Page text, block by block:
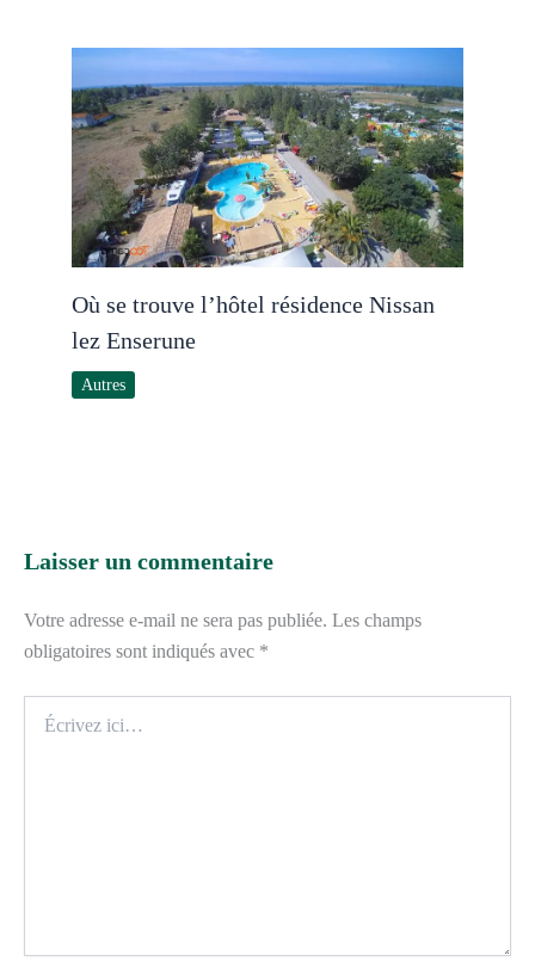
Où se trouve l’hôtel résidence Nissan
lez Enserune
Autres
Laisser un commentaire
Votre adresse e-mail ne sera pas publiée. Les champs
obligatoires sont indiqués avec *
ici…